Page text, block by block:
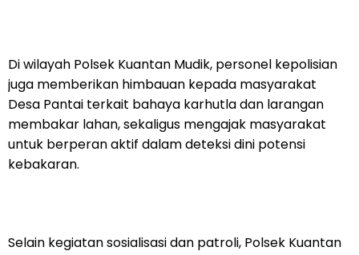
Di wilayah Polsek Kuantan Mudik, personel kepolisian
juga memberikan himbauan kepada masyarakat
Desa Pantai terkait bahaya karhutla dan larangan
membakar lahan, sekaligus mengajak masyarakat
untuk berperan aktif dalam deteksi dini potensi
kebakaran.
Selain kegiatan sosialisasi dan patroli, Polsek Kuantan